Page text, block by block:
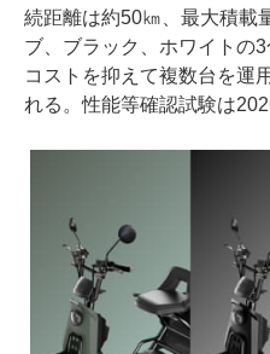
続距離は約50㎞、最大積載
ブ、ブラック、ホワイトの3
コストを抑えて複数台を運
れる。性能等確認試験は